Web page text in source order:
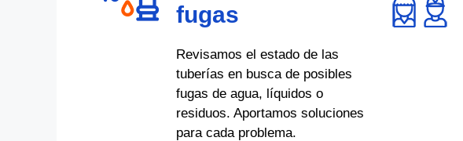
fugas
Revisamos el estado de las
tuberías en busca de posibles
fugas de agua, líquidos o
residuos. Aportamos soluciones
para cada problema.